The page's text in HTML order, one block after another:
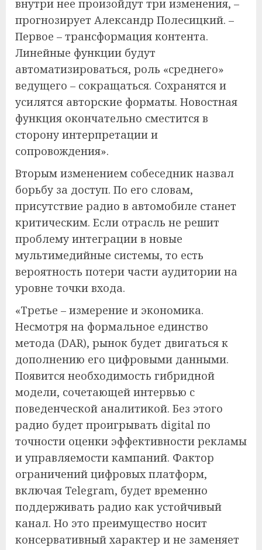
внутри нее произойдут три изменения, –
прогнозирует Александр Полесицкий. –
Первое – трансформация контента.
Линейные функции будут
автоматизироваться, роль «среднего»
ведущего – сокращаться. Сохранятся и
усилятся авторские форматы. Новостная
функция окончательно сместится в
сторону интерпретации и
сопровождения».
Вторым изменением собеседник назвал
борьбу за доступ. По его словам,
присутствие радио в автомобиле станет
критическим. Если отрасль не решит
проблему интеграции в новые
мультимедийные системы, то есть
вероятность потери части аудитории на
уровне точки входа.
«Третье – измерение и экономика.
Несмотря на формальное единство
метода (DAR), рынок будет двигаться к
дополнению его цифровыми данными.
Появится необходимость гибридной
модели, сочетающей интервью с
поведенческой аналитикой. Без этого
радио будет проигрывать digital по
точности оценки эффективности рекламы
и управляемости кампаний. Фактор
ограничений цифровых платформ,
включая Telegram, будет временно
поддерживать радио как устойчивый
канал. Но это преимущество носит
консервативный характер и не заменяет